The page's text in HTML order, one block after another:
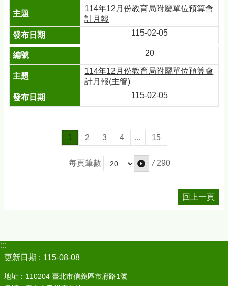
114年12月份教育局附屬單位預算會
計月報
115-02-05
20
114年12月份教育局附屬單位預算會
計月報(主管)
115-02-05
1 2 3 4 ... 15
每頁筆數 / 290
回上一頁
:::
更新日期
115-08-08
地址：110204 臺北市信義區市府路1號